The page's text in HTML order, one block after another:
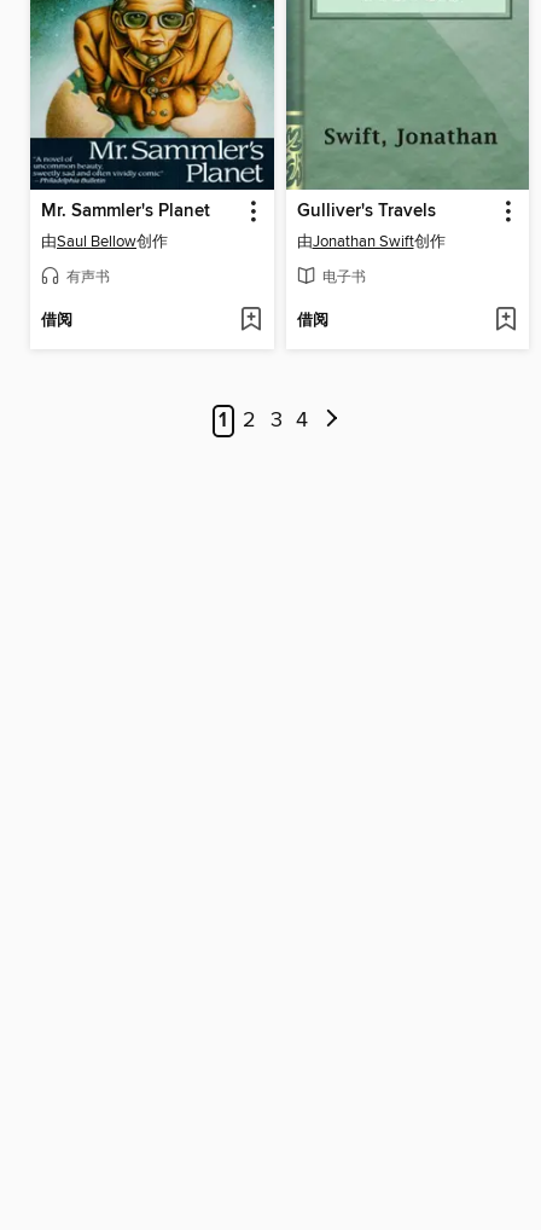
Mr. Sammler's Planet
由Saul Bellow创作
有声书
借阅
Gulliver's Travels
由Jonathan Swift创作
电子书
借阅
1 2 3 4